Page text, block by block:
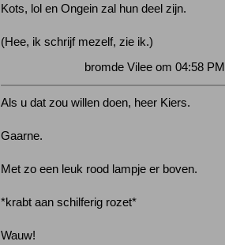
Kots, lol en Ongein zal hun deel zijn.
(Hee, ik schrijf mezelf, zie ik.)
bromde Vilee om 04:58
Als u dat zou willen doen, heer Kiers.
Gaarne.
Met zo een leuk rood lampje er boven.
*krabt aan schilferig rozet*
Wauw!